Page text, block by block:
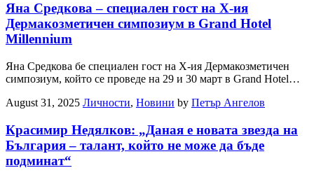
Яна Средкова – специален гост на X-ия
Дермакозметичен симпозиум в Grand Hotel
Millennium
Яна Средкова бе специален гост на X-ия Дермакозметичен
симпозиум, който се проведе на 29 и 30 март в Grand Hotel…
August 31, 2025 Личности, Новини by Петър Ангелов
Красимир Недялков: „Даная е новата звезда на
България – талант, който не може да бъде
подминат“